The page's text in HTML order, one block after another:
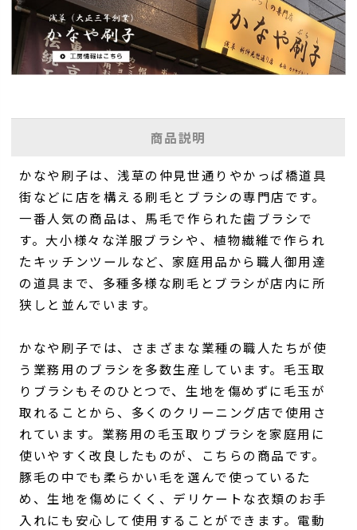
商品説明
かなや刷子は、浅草の仲見世通りやかっぱ橋道具
街などに店を構える刷毛とブラシの専門店です。
一番人気の商品は、馬毛で作られた歯ブラシで
す。大小様々な洋服ブラシや、植物繊維で作られ
たキッチンツールなど、家庭用品から職人御用達
の道具まで、多種多様な刷毛とブラシが店内に所
狭しと並んでいます。
かなや刷子では、さまざまな業種の職人たちが使
う業務用のブラシを多数生産しています。毛玉取
りブラシもそのひとつで、生地を傷めずに毛玉が
取れることから、多くのクリーニング店で使用さ
れています。業務用の毛玉取りブラシを家庭用に
使いやすく改良したものが、こちらの商品です。
豚毛の中でも柔らかい毛を選んで使っているた
め、生地を傷めにくく、デリケートな衣類のお手
入れにも安心して使用することができます。電動